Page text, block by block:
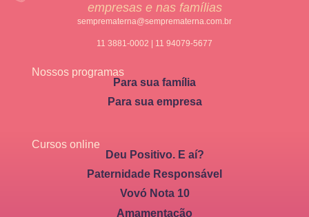
empresas e nas famílias
semprematerna@semprematerna.com.br
11 3881-0002 | 11 94079-5677
Nossos programas
Para sua família
Para sua empresa
Cursos online
Deu Positivo. E aí?
Paternidade Responsável
Vovó Nota 10
Amamentação